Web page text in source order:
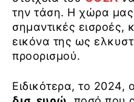
την τάση. Η χώρα
σημαντικές εισροές,
εικόνα της ως
προορισμού.
Ειδικότερα, το 2024,